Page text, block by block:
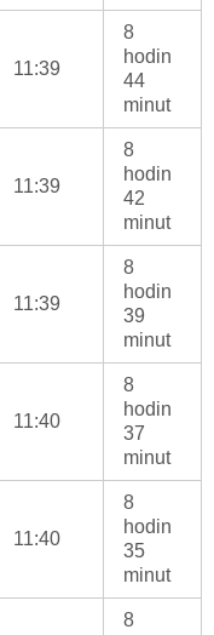
11:39
8
hodin
44
minut
11:39
8
hodin
42
minut
11:39
8
hodin
39
minut
11:40
8
hodin
37
minut
11:40
8
hodin
35
minut
8